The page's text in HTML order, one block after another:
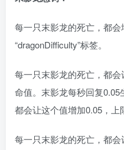
每一只末影龙的死亡，都
“dragonDifficulty”标签。
每一只末影龙的死亡，都
命值。末影龙每秒回复0.05
都会让这个值增加0.05，上
每一只末影龙的死亡，都